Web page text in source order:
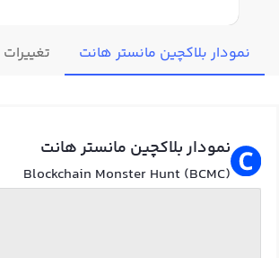
نمودار بلاکچین مانستر هانت
نمودار بلاکچین مانستر هانت
Blockchain Monster Hunt (BCMC)